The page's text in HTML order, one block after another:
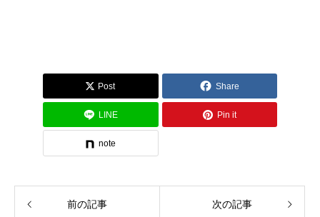
Post Share
LINE Pin it
note
前の記事 次の記事